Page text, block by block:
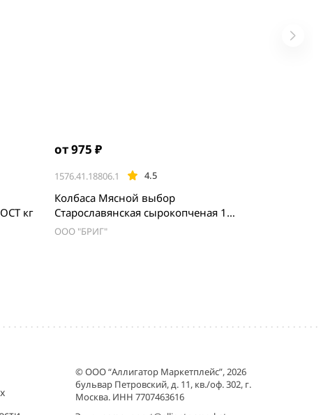
полусухая ГОСТ кг
от 975 ₽
1576.41.18806.1 4.5
Колбаса Мясной выбор
Старославянская сырокопченая 1
кг
ООО "БРИГ"
© ООО “Аллигатор Маркетплейс”, 2026
бульвар Петровский, д. 11, кв./оф. 302, г.
Москва. ИНН 7707463616